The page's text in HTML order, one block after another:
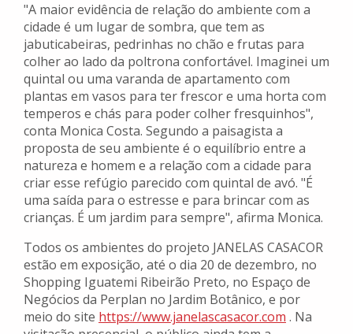
"A maior evidência de relação do ambiente com a
cidade é um lugar de sombra, que tem as
jabuticabeiras, pedrinhas no chão e frutas para
colher ao lado da poltrona confortável. Imaginei um
quintal ou uma varanda de apartamento com
plantas em vasos para ter frescor e uma horta com
temperos e chás para poder colher fresquinhos",
conta Monica Costa. Segundo a paisagista a
proposta de seu ambiente é o equilíbrio entre a
natureza e homem e a relação com a cidade para
criar esse refúgio parecido com quintal de avó. "É
uma saída para o estresse e para brincar com as
crianças. É um jardim para sempre", afirma Monica.
Todos os ambientes do projeto JANELAS CASACOR
estão em exposição, até o dia 20 de dezembro, no
Shopping Iguatemi Ribeirão Preto, no Espaço de
Negócios da Perplan no Jardim Botânico, e por
meio do site https://www.janelascasacor.com . Na